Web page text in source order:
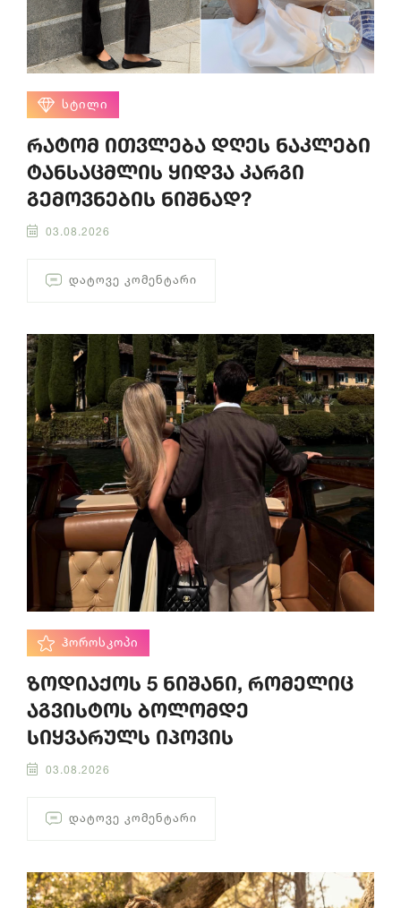
ᲡᲢᲘᲚᲘ
რატომ ითვლება დღეს ნაკლები
ტანსაცმლის ყიდვა კარგი
გემოვნების ნიშნად?
03.08.2026
ᲓᲐᲢᲝᲕᲔ ᲙᲝᲛᲔᲜᲢᲐᲠᲘ
ᲰᲝᲠᲝᲡᲙᲝᲞᲘ
ზოდიაქოს 5 ნიშანი, რომელიც
აგვისტოს ბოლომდე
სიყვარულს იპოვის
03.08.2026
ᲓᲐᲢᲝᲕᲔ ᲙᲝᲛᲔᲜᲢᲐᲠᲘ